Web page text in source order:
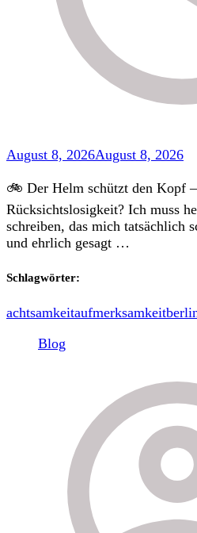
August 8, 2026August 8, 2026
🚲 Der Helm schützt den Kopf
Rücksichtslosigkeit? Ich muss
schreiben, das mich tatsächlich
und ehrlich gesagt …
Schlagwörter:
achtsamkeitaufmerksamkeit
Blog